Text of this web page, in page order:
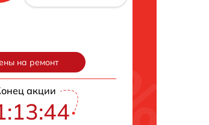
на ремонт
акции